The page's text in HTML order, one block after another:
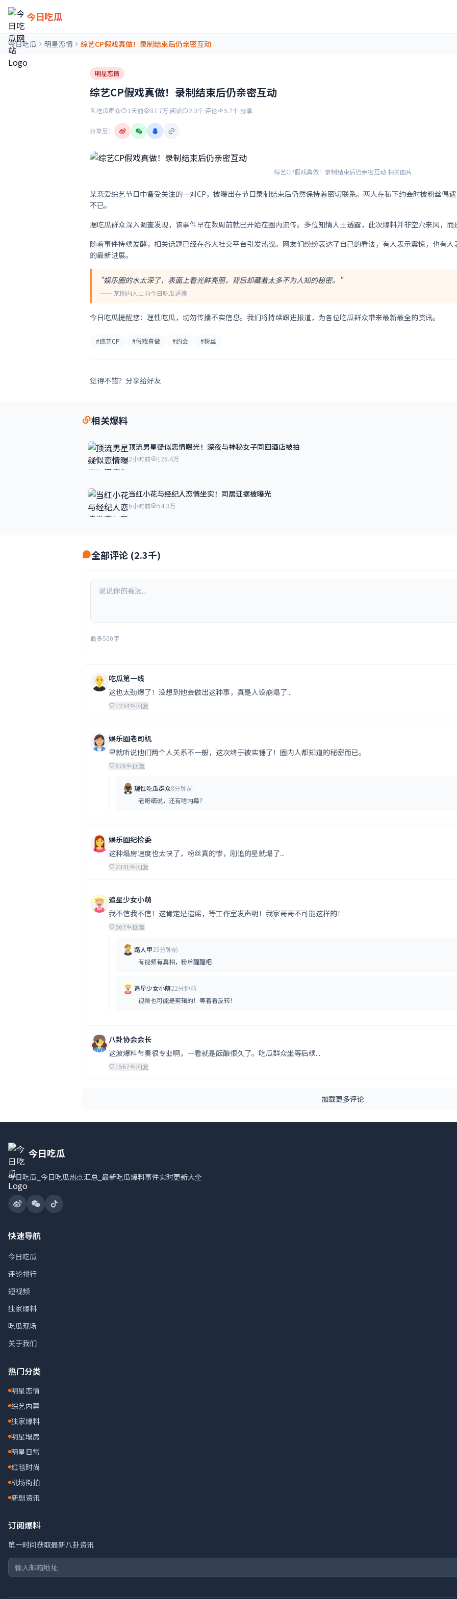
今日吃瓜
今日吃瓜 明星恋情 综艺CP假戏真做！录制结束后仍亲密互动
明星恋情
综艺CP假戏真做！录制结束后仍亲密互动
吃瓜群众 1天前 87.7万 阅读 2.3千 评论 5.7千 分享
分享至：
综艺CP假戏真做！录制结束后仍亲密互动 相关图片
某恋爱综艺节目中备受关注的一对CP，被曝出在节目录制结束后仍然保持着密切联系。两人在私下约会时被粉丝偶
不已。
据吃瓜群众深入调查发现，该事件早在数周前就已开始在圈内流传。多位知情人士透露，此次爆料并非空穴来风，而
随着事件持续发酵，相关话题已经在各大社交平台引发热议。网友们纷纷表达了自己的看法，有人表示震惊，也有
的最新进展。
"娱乐圈的水太深了，表面上看光鲜亮丽，背后却藏着太多不为人知的秘密。"
—— 某圈内人士向今日吃瓜透露
今日吃瓜提醒您：理性吃瓜，切勿传播不实信息。我们将持续跟进报道，为各位吃瓜群众带来最新最全的资讯。
#综艺CP #假戏真做 #约会 #粉丝
觉得不错？分享给好友
相关爆料
顶流男星疑似恋情曝光！深夜与神秘女子同回酒店被拍
2小时前 128.4万
当红小花与经纪人恋情坐实！同居证据被曝光
6小时前 54.3万
全部评论 (2.3千)
最多500字
吃瓜第一线
这也太劲爆了！没想到他会做出这种事，真是人设崩塌了...
1234 回复
娱乐圈老司机
早就听说他们两个人关系不一般，这次终于被实锤了！圈内人都知道的秘密而已。
876 回复
理性吃瓜群众8分钟前
老哥细说，还有啥内幕？
娱乐圈纪检委
这种塌房速度也太快了，粉丝真的惨，刚追的星就塌了...
2341 回复
追星少女小萌
我不信我不信！这肯定是造谣，等工作室发声明！我家哥哥不可能这样的！
567 回复
路人甲25分钟前
有视频有真相，粉丝醒醒吧
追星少女小萌22分钟前
视频也可能是剪辑的！等着看反转！
八卦协会会长
这波爆料节奏很专业啊，一看就是酝酿很久了。吃瓜群众坐等后续...
1567 回复
加载更多评论
今日吃瓜
今日吃瓜_今日吃瓜热点汇总_最新吃瓜爆料事件实时更新大全
快速导航
今日吃瓜
评论排行
短视频
独家爆料
吃瓜现场
关于我们
热门分类
明星恋情
综艺内幕
独家爆料
明星塌房
明星日常
红毯时尚
机场街拍
新剧资讯
订阅爆料
第一时间获取最新八卦资讯